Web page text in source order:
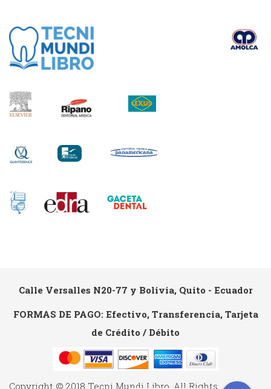
Calle Versalles N20-77 y Bolivia, Quito - Ecuador
FORMAS DE PAGO: Efectivo, Transferencia, Tarjeta
de Crédito / Débito
Copyright © 2018 Tecni Mundi Libro. All Rights